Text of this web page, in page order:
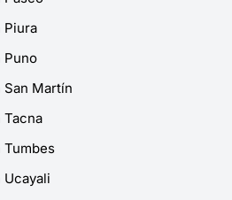
Piura
Puno
San Martín
Tacna
Tumbes
Ucayali